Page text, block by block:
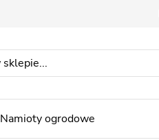
Namioty ogrodowe